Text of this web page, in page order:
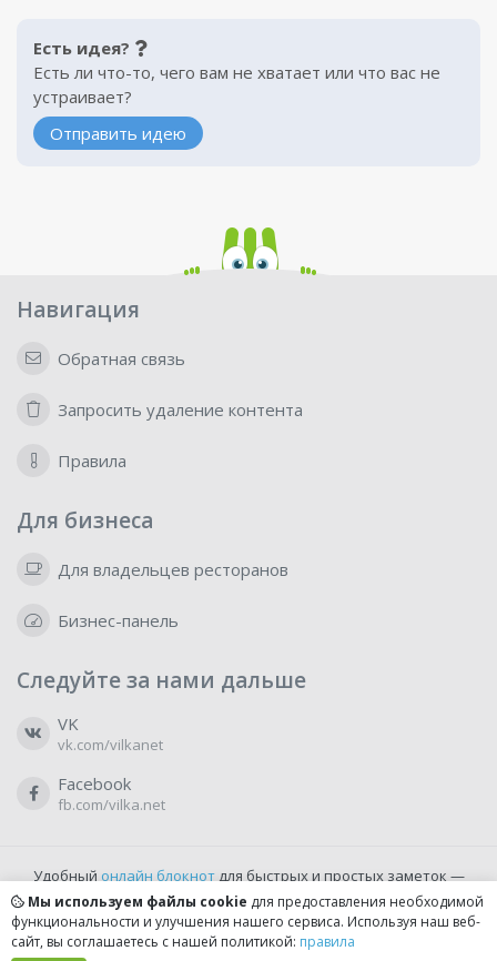
Есть идея?
Есть ли что-то, чего вам не хватает или что вас не
устраивает?
Отправить идею
Навигация
Обратная связь
Запросить удаление контента
Правила
Для бизнеса
Для владельцев ресторанов
Бизнес-панель
Следуйте за нами дальше
VK
vk.com/vilkanet
Facebook
fb.com/vilka.net
Удобный онлайн блокнотдля быстрых и простых заметок —
бесплатно и доступно прямо из браузера.
Мы используем файлы cookie для предоставления необходимой
функциональности и улучшения нашего сервиса. Используя наш веб-
сайт, вы соглашаетесь с нашей политикой: правила